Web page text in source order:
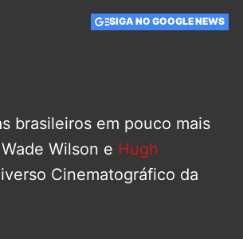
SIGA NO GOOGLE NEWS
brasileiros em pouco mais
Wilson e Hugh
Cinematográfico da